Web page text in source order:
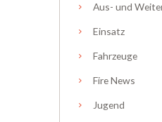
Aus- und
Einsatz
Fahrzeuge
Fire News
Jugend